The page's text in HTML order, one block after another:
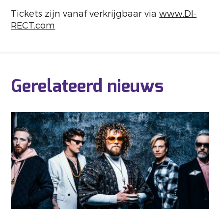
Tickets zijn vanaf verkrijgbaar viawww.DI-
RECT.com
Gerelateerd nieuws